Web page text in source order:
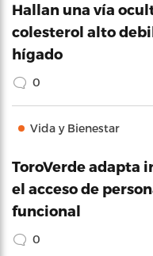
Hallan una vía
colesterol alto
hígado
0
Vida y Bienestar
ToroVerde adapta
el acceso de
funcional
0